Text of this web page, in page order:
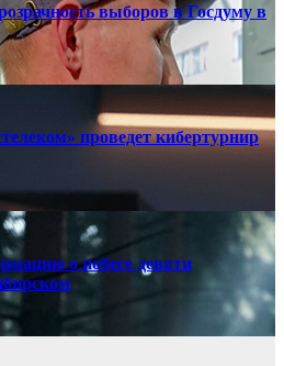
выборов в Госдуму в
проведет кибертурнир
о побеге девяти